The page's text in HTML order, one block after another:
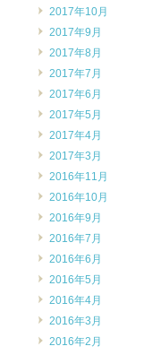
2017年10月
2017年9月
2017年8月
2017年7月
2017年6月
2017年5月
2017年4月
2017年3月
2016年11月
2016年10月
2016年9月
2016年7月
2016年6月
2016年5月
2016年4月
2016年3月
2016年2月